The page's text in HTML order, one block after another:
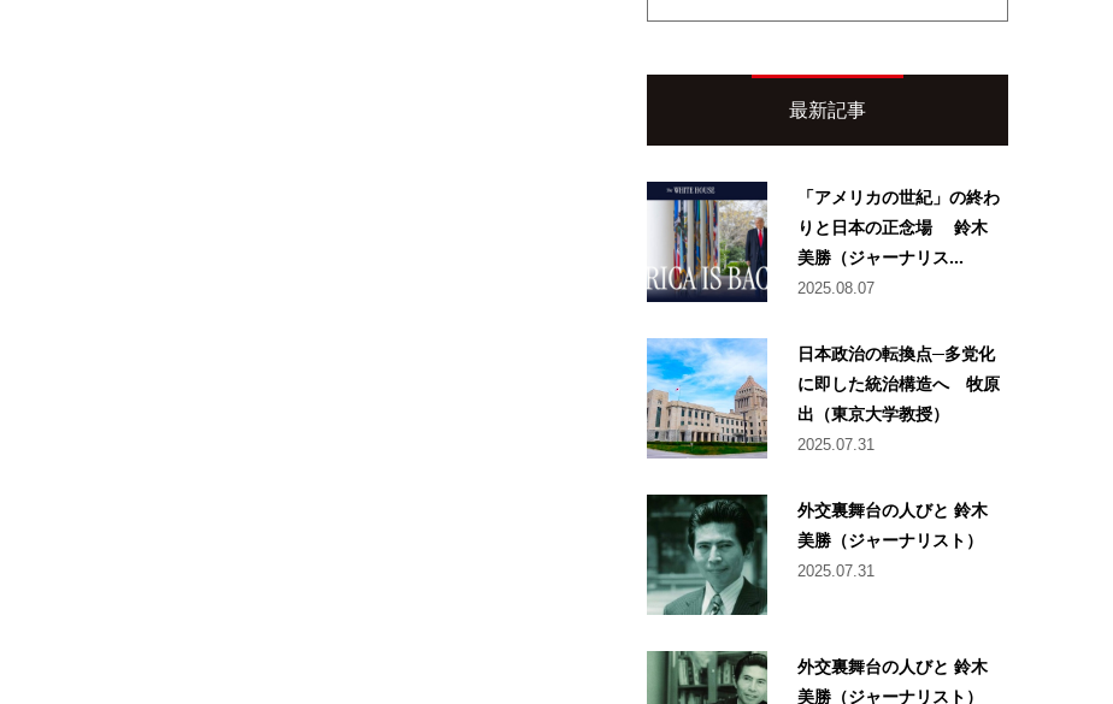
最新記事
「アメリカの世紀」の終わ
りと日本の正念場 鈴木
美勝（ジャーナリス...
2025.08.07
日本政治の転換点─多党化
に即した統治構造へ 牧原
出（東京大学教授）
2025.07.31
外交裏舞台の人びと 鈴木
美勝（ジャーナリスト）
2025.07.31
外交裏舞台の人びと 鈴木
美勝（ジャーナリスト）